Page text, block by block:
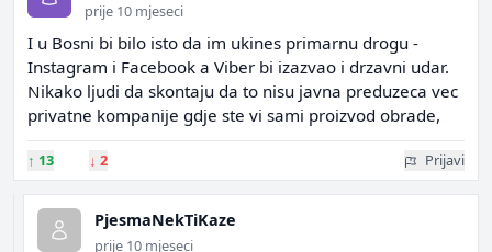
prije 10 mjeseci
I u Bosni bi bilo isto da im ukines primarnu drogu -
Instagram i Facebook a Viber bi izazvao i drzavni udar.
Nikako ljudi da skontaju da to nisu javna preduzeca vec
privatne kompanije gdje ste vi sami proizvod obrade,
↑ 13 ↓ 2 Prijavi
PjesmaNekTiKaze
prije 10 mjeseci